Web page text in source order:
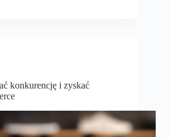
konkurencję i zyskać